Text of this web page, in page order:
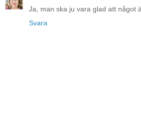
Ja, man ska ju vara glad att något
Svara